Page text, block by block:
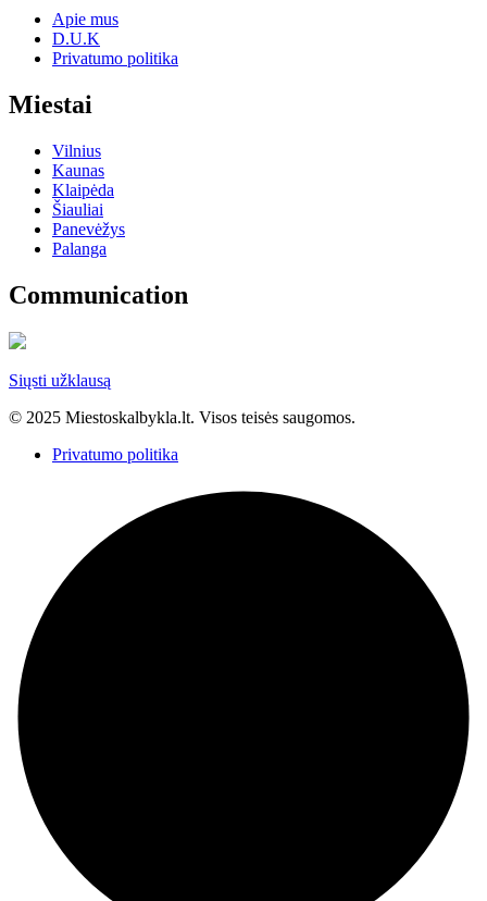
Apie mus
D.U.K
Privatumo politika
Miestai
Vilnius
Kaunas
Klaipėda
Šiauliai
Panevėžys
Palanga
Communication
Siųsti užklausą
© 2025 Miestoskalbykla.lt. Visos teisės saugomos.
Privatumo politika